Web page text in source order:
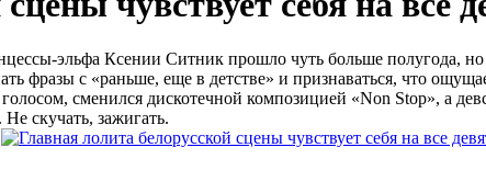
эльфа Ксении Ситник прошло чуть больше полугода,
фразы с «раньше, еще в детстве» и признаваться, что
сменился дискотечной композицией «Non Stop», а
скучать, зажигать.